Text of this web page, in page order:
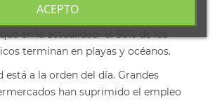
conservar el medio ambiente y la
en la actualidad- el 50% de los
terminan en playas y océanos.
está a la orden del día. Grandes
han suprimido el empleo
ACEPTO